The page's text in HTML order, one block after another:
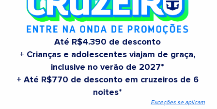
Até R$4.390 de desconto
+ Crianças e adolescentes viajam de graça,
inclusive no verão de 2027*
+ Até R$770 de desconto em cruzeiros de 6
noites*
Exceções se aplicam